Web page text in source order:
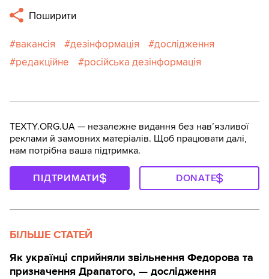
Поширити
вакансія дезінформація
дослідження
редакційне
російська дезінформація
TEXTY.ORG.UA — незалежне видання без навʼязливої
реклами й замовних матеріалів. Щоб працювати далі,
нам потрібна ваша підтримка.
ПІДТРИМАТИ DONATE
БІЛЬШЕ СТАТЕЙ
Як українці сприйняли звільнення Федорова та
призначення Драпатого, — дослідження